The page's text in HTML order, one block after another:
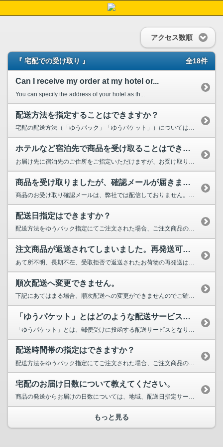
アクセス数順
『 宅配での受け取り 』 全18件
Can I receive my order at my hotel or...
You can specify the address of your hotel as th...
配送方法を指定することはできますか？
宅配の配送方法（「ゆうパック」「ゆうパケット」）については、お客様のご希望に応じて選択する...
ホテルなど宿泊先で商品を受け取ることはできますか？
商品を受け取りましたが、確認メールが届きません。
商品のお受け取り確認メールは、弊社では配信しておりません。 指定先配送で受け...
配送日指定はできますか？
配送方法をゆうパック指定にてご注文された場合、ご注文商品の配送日をご指定いただけます。 ...
注文商品が返送されてしまいました。再発送可能ですか？
あて所不明、長期不在、受取拒否で返送されたお荷物の再発送はおこなっておりません。 お荷物...
順次配送へ変更できません。
下記にあてはまる場合、順次配送への変更ができませんのでご確認ください。 ・注文状態が...
「ゆうパケット」とはどのような配送サービスですか？
配送時間帯の指定はできますか？
配送方法をゆうパック指定にてご注文された場合、ご注文商品の配送時間帯をご指定いただけます。 ...
宅配のお届け日数について教えてください。
商品の発送からお届けの日数については、地域、配送日指定サービス利用の有無、時間帯指定サービス利...
もっと見る